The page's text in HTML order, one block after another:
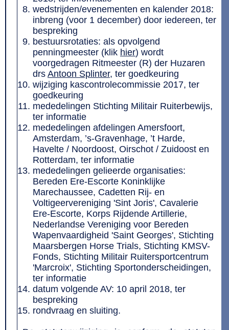
wedstrijden/evenementen en kalender 2018:
inbreng (voor 1 december) door iedereen, ter
bespreking
bestuursrotaties: als opvolgend
penningmeester (klik hier) wordt
voorgedragen Ritmeester (R) der Huzaren
drs Antoon Splinter, ter goedkeuring
wijziging kascontrolecommissie 2017, ter
goedkeuring
mededelingen Stichting Militair Ruiterbewijs,
ter informatie
mededelingen afdelingen Amersfoort,
Amsterdam, ’s-Gravenhage, ’t Harde,
Havelte / Noordoost, Oirschot / Zuidoost en
Rotterdam, ter informatie
mededelingen gelieerde organisaties:
Bereden Ere-Escorte Koninklijke
Marechaussee, Cadetten Rij- en
Voltigeervereniging 'Sint Joris', Cavalerie
Ere-Escorte, Korps Rijdende Artillerie,
Nederlandse Vereniging voor Bereden
Wapenvaardigheid 'Saint Georges', Stichting
Maarsbergen Horse Trials, Stichting KMSV-
Fonds, Stichting Militair Ruitersportcentrum
'Marcroix', Stichting Sportonderscheidingen,
ter informatie
datum volgende AV: 10 april 2018, ter
bespreking
rondvraag en sluiting.